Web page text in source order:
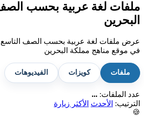
ملفات لغة عربية بحسب
البحرين
عرض ملفات لغة عربية بحسب الصف التاسع
في موقع مناهج مملكة البحرين
ملفات كويزات الفيديوهات
عدد الملفات: ...
الترتيب:
الأحدث
الأكثر زيارة
🍪